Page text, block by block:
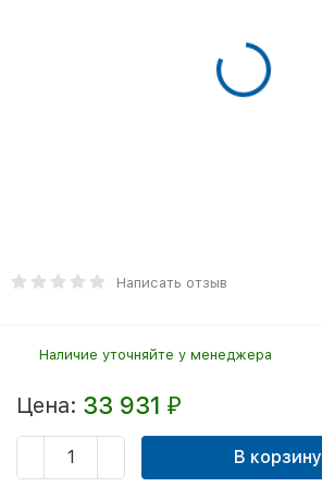
Написать отзыв
Наличие уточняйте у менеджера
Цена: 33 931 ₽
В корзину